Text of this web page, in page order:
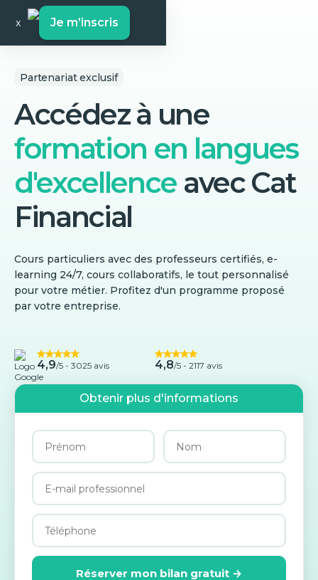
x Je m’inscris
Partenariat exclusif
Accédez à une
formation en langues
d'excellence avecCat
Financial
Cours particuliers avec des professeurs certifiés, e-
learning 24/7, cours collaboratifs, le tout personnalisé
pour votre métier. Profitez d'un programme proposé
par votre entreprise.
4,9/5 - 3025 avis 4,8/5 - 2117 avis
Obtenir plus d'informations
Réserver mon bilan gratuit →